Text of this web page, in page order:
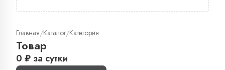
Главная/Каталог/Категория
Товар
0 ₽ за сутки